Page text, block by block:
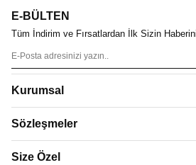
E-BÜLTEN
Tüm İndirim ve Fırsatlardan İlk Sizin
Kurumsal
Sözleşmeler
Size Özel